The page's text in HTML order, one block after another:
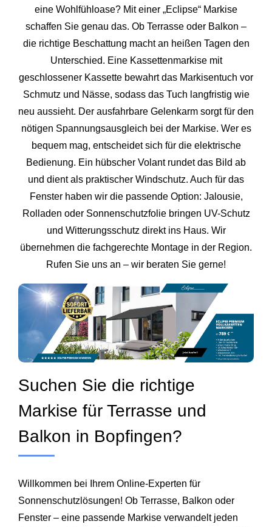
eine Wohlfühloase? Mit einer „Eclipse“ Markise
schaffen Sie genau das. Ob Terrasse oder Balkon –
die richtige Beschattung macht an heißen Tagen den
Unterschied. Eine Kassettenmarkise mit
geschlossener Kassette bewahrt das Markisentuch vor
Schmutz und Nässe, sodass das Tuch langfristig wie
neu aussieht. Der ausfahrbare Gelenkarm sorgt für den
nötigen Spannungsausgleich bei der Markise. Wer es
bequem mag, entscheidet sich für die elektrische
Bedienung. Ein hübscher Volant rundet das Bild ab
und dient als praktischer Windschutz. Auch für das
Fenster haben wir die passende Option: Jalousie,
Rolladen oder Sonnenschutzfolie bringen UV-Schutz
und Witterungsschutz direkt ins Haus. Wir
übernehmen die fachgerechte Montage in der Region.
Rufen Sie uns an – wir beraten Sie gerne!
Suchen Sie die richtige
Markise für Terrasse und
Balkon in Bopfingen?
Willkommen bei Ihrem Online-Experten für
Sonnenschutzlösungen! Ob Terrasse, Balkon oder
Fenster – eine passende Markise verwandelt jeden